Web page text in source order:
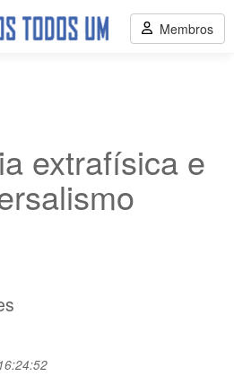
extrafísica e
Membros